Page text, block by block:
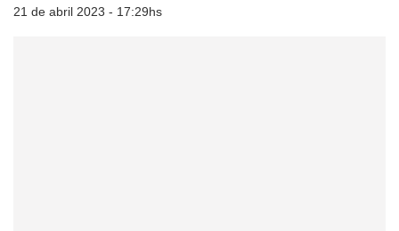
21 de abril 2023 - 17:29hs